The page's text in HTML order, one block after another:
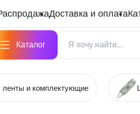
Доставка и оплата
Каталог
ленты и комплектующие